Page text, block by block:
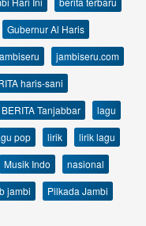
Gubernur Al Haris
jambiseru.com
haris-sani
Tanjabbar
lagu
pop lirik
lirik lagu
Musik Indo
nasional
jambi
Pilkada Jambi